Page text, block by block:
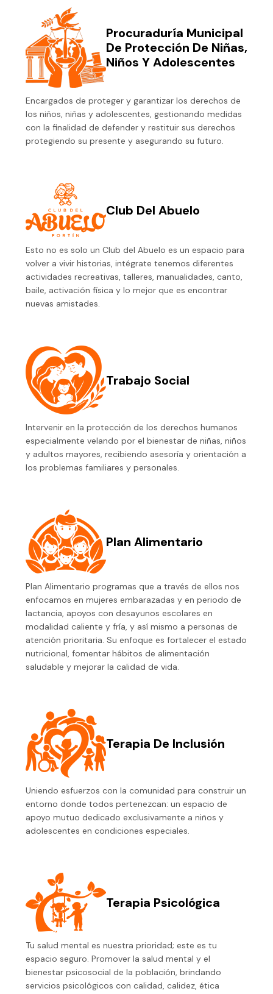
Procuraduría Municipal
De Protección De Niñas,
Niños Y Adolescentes
Encargados de proteger y garantizar los derechos de
los niños, niñas y adolescentes, gestionando medidas
con la finalidad de defender y restituir sus derechos
protegiendo su presente y asegurando su futuro.
Club Del Abuelo
Esto no es solo un Club del Abuelo es un espacio para
volver a vivir historias, intégrate tenemos diferentes
actividades recreativas, talleres, manualidades, canto,
baile, activación física y lo mejor que es encontrar
nuevas amistades.
Trabajo Social
Intervenir en la protección de los derechos humanos
especialmente velando por el bienestar de niñas, niños
y adultos mayores, recibiendo asesoría y orientación a
los problemas familiares y personales.
Plan Alimentario
Plan Alimentario programas que a través de ellos nos
enfocamos en mujeres embarazadas y en periodo de
lactancia, apoyos con desayunos escolares en
modalidad caliente y fría, y así mismo a personas de
atención prioritaria. Su enfoque es fortalecer el estado
nutricional, fomentar hábitos de alimentación
saludable y mejorar la calidad de vida.
Terapia De Inclusión
Uniendo esfuerzos con la comunidad para construir un
entorno donde todos pertenezcan: un espacio de
apoyo mutuo dedicado exclusivamente a niños y
adolescentes en condiciones especiales.
Terapia Psicológica
Tu salud mental es nuestra prioridad; este es tu
espacio seguro. Promover la salud mental y el
bienestar psicosocial de la población, brindando
servicios psicológicos con calidad, calidez, ética